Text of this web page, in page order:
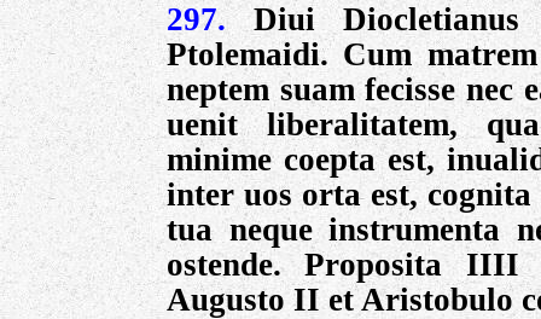
297.
Diui
Ptolemaidi. Cum
neptem suam fecisse
uenit liberalitatem,
minime coepta est,
inter uos orta est,
tua neque instrumenta
ostende. Proposita IIII
Augusto II et Aristobulo